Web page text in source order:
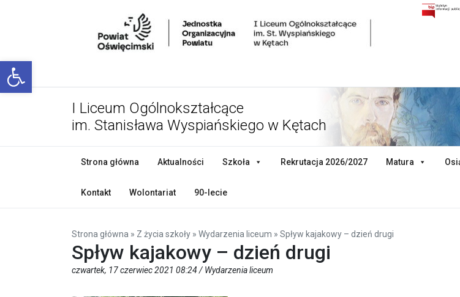
Open toolbar
I Liceum Ogólnokształcące
im. Stanisława Wyspiańskiego w Kętach
Strona główna Aktualności Szkoła Rekrutacja 2026/2027 Matura
Kontakt Wolontariat 90-lecie
Strona główna » Z życia szkoły » Wydarzenia liceum » Spływ kajakowy – dzień drugi
Spływ kajakowy – dzień drugi
czwartek, 17 czerwiec 2021 08:24 / Wydarzenia liceum